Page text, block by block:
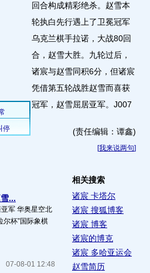
回合构成精彩绝杀。赵雪本
轮执白先行遇上了卫冕冠军
乌克兰棋手拉诺，大战80回
合，赵雪大胜。九轮过后，
诸宸与赵雪同积6分，但诸宸
凭借第五轮战胜赵雪而喜获
冠军，赵雪屈居亚军。J007
(责任编辑：谭鑫)
[我来说两句]
...
军 华奥星空北
尔杯”国际象棋
07-08-01 12:48
相关搜索
诸宸 卡塔尔
诸宸 搜狐博客
诸宸 博客
诸宸的博克
诸宸 多哈亚运会
赵雪简历